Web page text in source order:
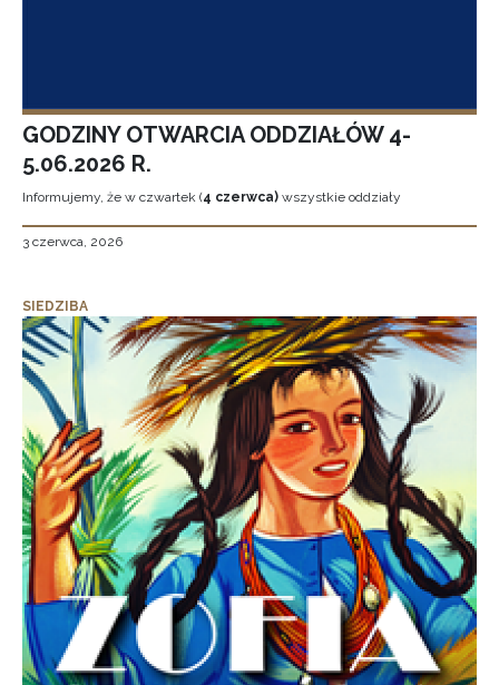
GODZINY OTWARCIA ODDZIAŁÓW 4-
5.06.2026 R.
Informujemy, że w czwartek (4 czerwca) wszystkie oddziały
3 czerwca, 2026
SIEDZIBA